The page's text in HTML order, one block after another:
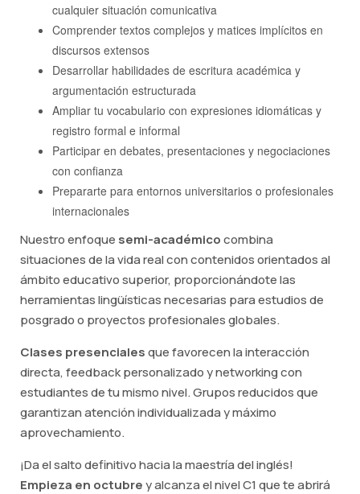
cualquier situación comunicativa
Comprender textos complejos y matices implícitos en
discursos extensos
Desarrollar habilidades de escritura académica y
argumentación estructurada
Ampliar tu vocabulario con expresiones idiomáticas y
registro formal e informal
Participar en debates, presentaciones y negociaciones
con confianza
Prepararte para entornos universitarios o profesionales
internacionales
Nuestro enfoque semi-académicocombina
situaciones de la vida real con contenidos orientados al
ámbito educativo superior, proporcionándote las
herramientas lingüísticas necesarias para estudios de
posgrado o proyectos profesionales globales.
Clases presencialesque favorecen la interacción
directa, feedback personalizado y networking con
estudiantes de tu mismo nivel. Grupos reducidos que
garantizan atención individualizada y máximo
aprovechamiento.
¡Da el salto definitivo hacia la maestría del inglés!
Empieza en octubrey alcanza el nivel C1 que te abrirá